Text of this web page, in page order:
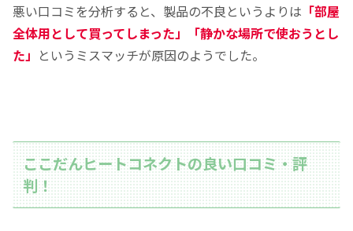
悪い口コミを分析すると、製品の不良というよりは 「部屋
全体用として買ってしまった」「静かな場所で使おうとし
た」 というミスマッチが原因のようでした。
ここだんヒートコネクトの良い口コミ・評
判！